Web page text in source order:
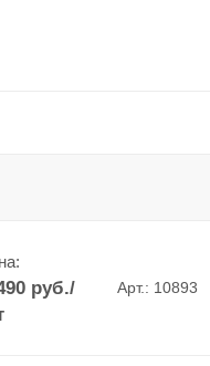
руб./
Арт.: 10893